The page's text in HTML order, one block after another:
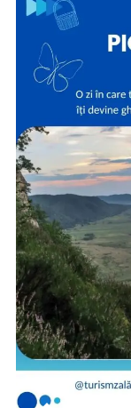
Concert
Anvelope de vară
Centrul
continuă proiectul
fiecare sezon,